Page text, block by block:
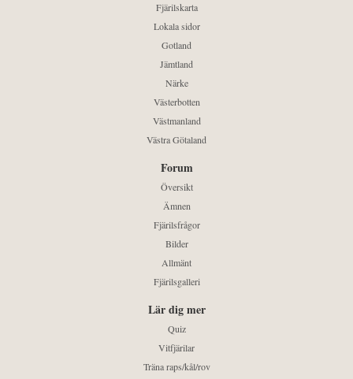
Fjärilskarta
Lokala sidor
Gotland
Jämtland
Närke
Västerbotten
Västmanland
Västra Götaland
Forum
Översikt
Ämnen
Fjärilsfrågor
Bilder
Allmänt
Fjärilsgalleri
Lär dig mer
Quiz
Vitfjärilar
Träna raps/kål/rov